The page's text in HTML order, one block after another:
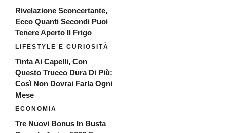
Rivelazione Sconcertante,
Ecco Quanti Secondi Puoi
Tenere Aperto Il Frigo
LIFESTYLE E CURIOSITÀ
Tinta Ai Capelli, Con
Questo Trucco Dura Di Più:
Così Non Dovrai Farla Ogni
Mese
ECONOMIA
Tre Nuovi Bonus In Busta